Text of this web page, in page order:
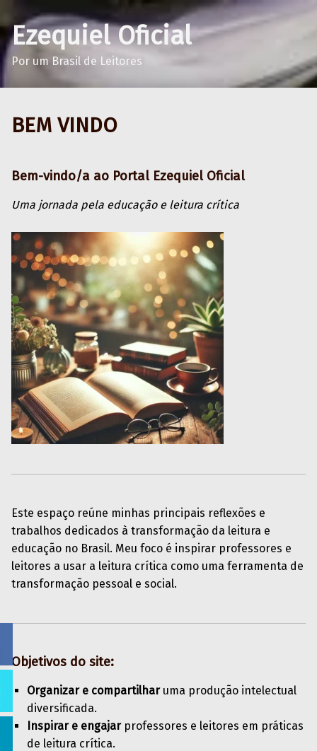
Ezequiel Oficial
Por um Brasil de Leitores
BEM VINDO
Bem-vindo/a ao Portal Ezequiel Oficial
Uma jornada pela educação e leitura crítica
Este espaço reúne minhas principais reflexões e
trabalhos dedicados à transformação da leitura e
educação no Brasil. Meu foco é inspirar professores e
leitores a usar a leitura crítica como uma ferramenta de
transformação pessoal e social.
Objetivos do site:
Organizar e compartilharuma produção intelectual
diversificada.
Inspirar e engajarprofessores e leitores em práticas
de leitura crítica.